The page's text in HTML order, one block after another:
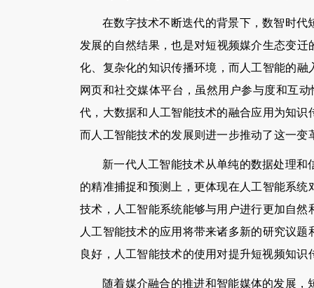
在数字技术不断迭代的背景下，数智时
发展的自然结果，也是对短视频媒介生态变
化、复杂化的知识传播环境，而人工智能的
网页和社交媒体平台，虽然用户参与度和互
代，大数据和人工智能技术的融合应用为知
而人工智能技术的发展则进一步推动了这一变
新一代人工智能技术从单纯的数据处理
的精准捕捉和预测上，更体现在人工智能系
技术，人工智能系统能够与用户进行更加自
人工智能技术的应用将带来诸多新的研究议
良好，人工智能技术的使用对提升短视频知识
随着媒介融合的推进和智能媒体的发展